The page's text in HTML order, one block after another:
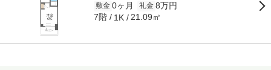
敷金 0ヶ月 礼金 8万円
7階 1K 21.09㎡